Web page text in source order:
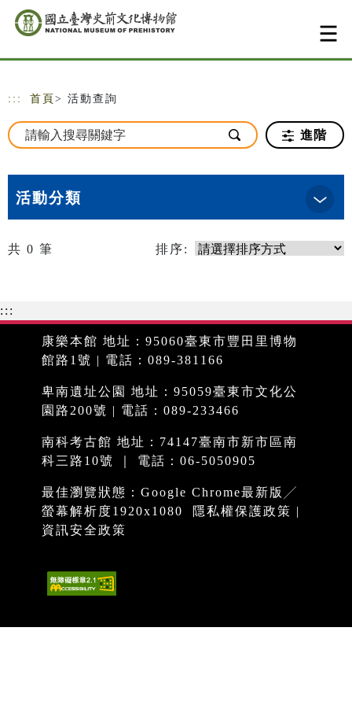
跳到主要內容
網站導覽
::: 首頁 > 活動查詢
進階
活動分類
共 0 筆 排序:
:::
康樂本館 地址：95060臺東市豐田里博物
館路1號 | 電話：089-381166
卑南遺址公園 地址：95059臺東市文化公
園路200號 | 電話：089-233466
南科考古館 地址：74147臺南市新市區南
科三路10號 ｜ 電話：06-5050905
最佳瀏覽狀態：Google Chrome最新版╱
螢幕解析度1920x1080
隱私權保護政策 |
資訊安全政策